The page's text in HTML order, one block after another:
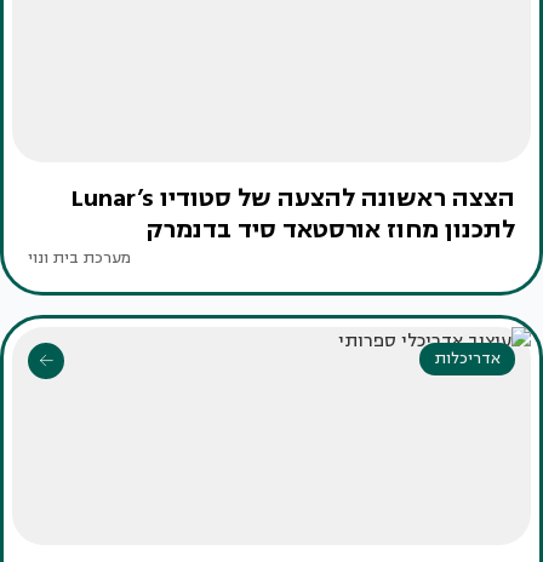
הצצה ראשונה להצעה של סטודיו Lunar’s
לתכנון מחוז אורסטאד סיד בדנמרק
מערכת בית ונוי
אדריכלות